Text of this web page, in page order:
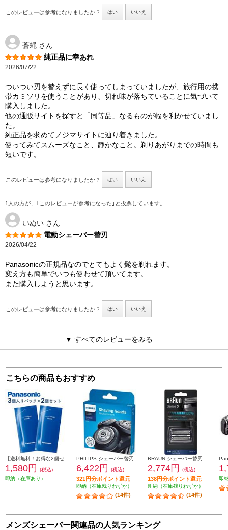
このレビューは参考になりましたか？ はい いいえ
蒼蝿 さん
純正品に幸あれ
2026/07/22
ついつい刃を替えずに長く使ってしまっていましたが、旅行用の携
帯カミソリを使うことがあり、切れ味が落ちていることに気づいて
購入しました。
他の通販サイトを探すと「同等品」なるものが幅を利かせていまし
た。
純正品を求めてノジマサイトに辿り着きました。
使ってみてスムーズなこと、静かなこと。剃りあがりまでの時間も
短いです。
このレビューは参考になりましたか？ はい いいえ
1人の方が、｢このレビューが参考になった｣と投票しています。
いぬい さん
電動シェーバー替刃
2026/04/22
Panasonicの正規品なのでとてもよく髭を剃れます。
変え方も簡単でいつも使わせて頂いてます。
また購入しようと思います。
このレビューは参考になりましたか？ はい いいえ
▼ すべてのレビューをみる
こちらの商品もおすすめ
1,580円
(税込)
即納（在庫あり）
6,422円 (税込)
321円分ポイント還元
即納（在庫残りわずか）
(14件)
2,774円 (税込)
138円分ポイント還元
即納（在庫残りわずか）
(14件)
即
メンズシェーバー関連品の人気ランキング